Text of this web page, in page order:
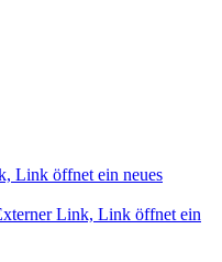
Link öffnet ein neues
Link, Link öffnet ein